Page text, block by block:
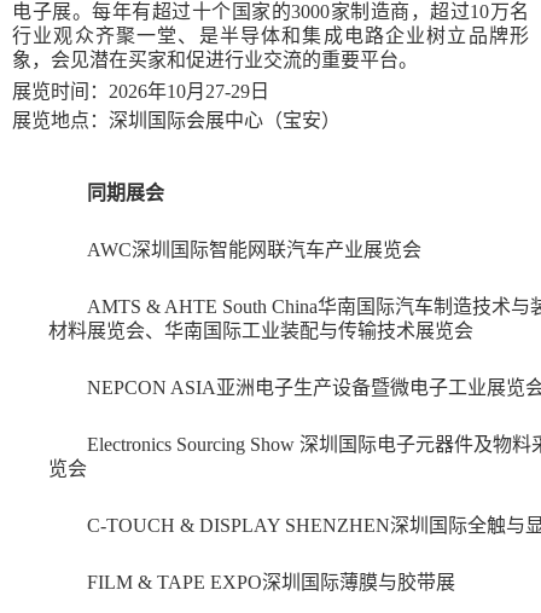
电子展。每年有超过十个国家的3000家制造商，超过10万名
行业观众齐聚一堂、是半导体和集成电路企业树立品牌形
象，会见潜在买家和促进行业交流的重要平台。
展览时间：2026年10月27-29日
展览地点：深圳国际会展中心（宝安）
同期展会
AWC深圳国际智能网联汽车产业展览会
AMTS & AHTE South China华南国际汽车制造技术与
材料展览会、华南国际工业装配与传输技术展览会
NEPCON ASIA亚洲电子生产设备暨微电子工业展览
Electronics Sourcing Show 深圳国际电子元器件及物料
览会
C-TOUCH & DISPLAY SHENZHEN深圳国际全触与
FILM & TAPE EXPO深圳国际薄膜与胶带展